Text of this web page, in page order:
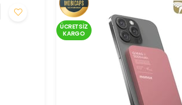
ÜCRETSIZ
KARGO